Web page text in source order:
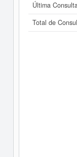
Última
Total de